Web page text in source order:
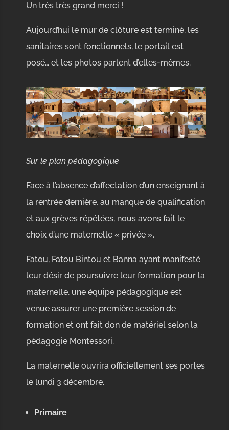
Un très très grand merci !
Aujourd’hui le mur de clôture est terminé, les
sanitaires sont fonctionnels, le portail est
posé… et les photos parlent d’elles-mêmes.
Sur le plan pédagogique
Face à l’absence d’affectation d’un enseignant à
la rentrée dernière, au manque de qualification
et aux grèves répétées, nous avons fait le
choix d’une maternelle « privée ».
Fatou, Fatou Bintou et Banna ayant manifesté
leur désir de poursuivre leur formation pour la
maternelle, une équipe pédagogique est
venue assurer une première session de
formation et ont fait don de matériel selon la
pédagogie Montessori.
La maternelle ouvrira officiellement ses portes
le lundi 3 décembre.
Primaire